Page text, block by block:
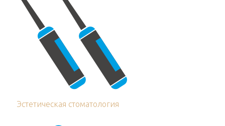
Эстетическая стоматология